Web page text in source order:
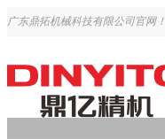
广东鼎拓机械科技有限公司官网！